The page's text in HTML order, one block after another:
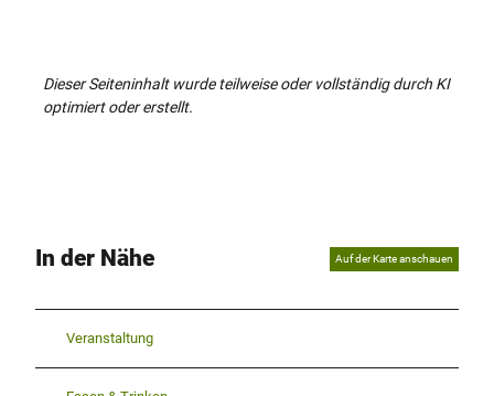
Dieser Seiteninhalt wurde teilweise oder vollständig durch KI
optimiert oder erstellt.
In der Nähe Auf der Karte anschauen
Veranstaltung